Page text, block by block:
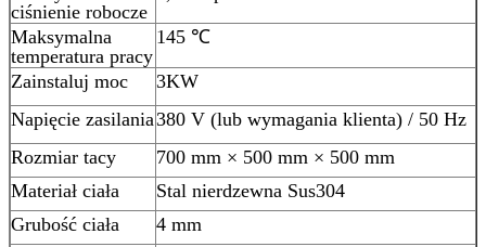
ciśnienie robocze
Maksymalna
temperatura pracy
145 ℃
Zainstaluj moc
3KW
Napięcie zasilania380 V (lub wymagania klienta) / 50 Hz
Rozmiar tacy
700 mm × 500 mm × 500 mm
Materiał ciała
Stal nierdzewna Sus304
Grubość ciała
4 mm